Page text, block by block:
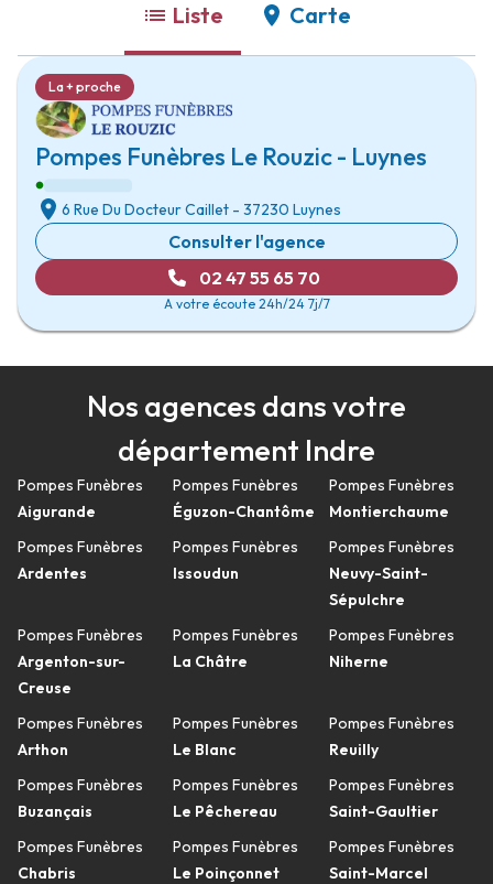
Liste Carte
Pompes Funèbres Le Rouzic - Luynes
La + proche
6 Rue Du Docteur Caillet - 37230 Luynes
Consulter l'agence
02 47 55 65 70
A votre écoute 24h/24 7j/7
Nos agences dans votre
département Indre
Pompes Funèbres
Aigurande
Pompes Funèbres
Ardentes
Pompes Funèbres
Argenton-sur-
Creuse
Pompes Funèbres
Arthon
Pompes Funèbres
Buzançais
Pompes Funèbres
Chabris
Pompes Funèbres
Éguzon-Chantôme
Pompes Funèbres
Issoudun
Pompes Funèbres
La Châtre
Pompes Funèbres
Le Blanc
Pompes Funèbres
Le Pêchereau
Pompes Funèbres
Le Poinçonnet
Pompes Funèbres
Montierchaume
Pompes Funèbres
Neuvy-Saint-
Sépulchre
Pompes Funèbres
Niherne
Pompes Funèbres
Reuilly
Pompes Funèbres
Saint-Gaultier
Pompes Funèbres
Saint-Marcel